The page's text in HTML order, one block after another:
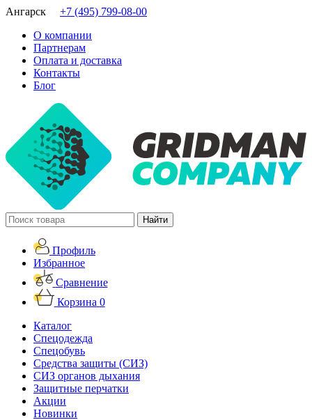
Ангарск
+7 (495) 799-08-00
О компании
Партнерам
Оплата и доставка
Контакты
Блог
Профиль
Избранное
Сравнение
Корзина 0
Каталог
Спецодежда
Спецобувь
Средства защиты (СИЗ)
СИЗ органов дыхания
Защитные перчатки
Акции
Новинки